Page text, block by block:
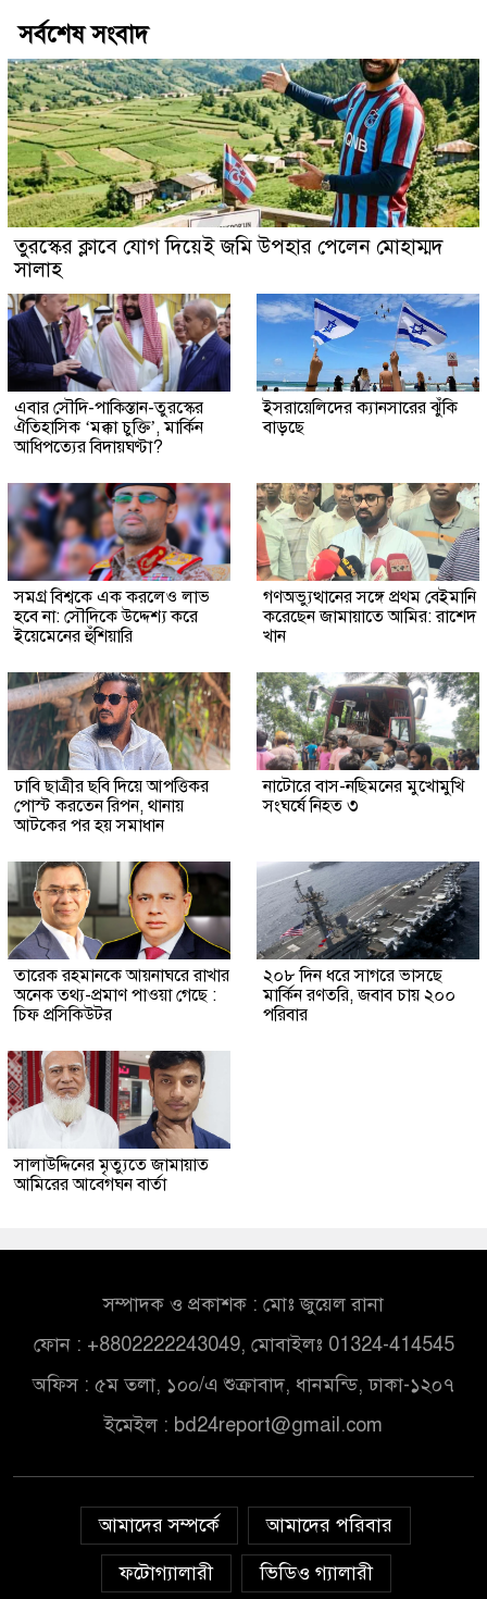
সর্বশেষ সংবাদ
তুরস্কের ক্লাবে যোগ দিয়েই জমি উপহার পেলেন মোহাম্মদ
সালাহ
এবার সৌদি-পাকিস্তান-তুরস্কের
ঐতিহাসিক ‘মক্কা চুক্তি’, মার্কিন
আধিপত্যের বিদায়ঘণ্টা?
ইসরায়েলিদের ক্যানসারের ঝুঁকি
বাড়ছে
সমগ্র বিশ্বকে এক করলেও লাভ
হবে না: সৌদিকে উদ্দেশ্য করে
ইয়েমেনের হুঁশিয়ারি
গণঅভ্যুত্থানের সঙ্গে প্রথম বেইমানি
করেছেন জামায়াতে আমির: রাশেদ
খান
ঢাবি ছাত্রীর ছবি দিয়ে আপত্তিকর
পোস্ট করতেন রিপন, থানায়
আটকের পর হয় সমাধান
নাটোরে বাস-নছিমনের মুখোমুখি
সংঘর্ষে নিহত ৩
তারেক রহমানকে আয়নাঘরে রাখার
অনেক তথ্য-প্রমাণ পাওয়া গেছে :
চিফ প্রসিকিউটর
২০৮ দিন ধরে সাগরে ভাসছে
মার্কিন রণতরি, জবাব চায় ২০০
পরিবার
সালাউদ্দিনের মৃত্যুতে জামায়াত
আমিরের আবেগঘন বার্তা
সম্পাদক ও প্রকাশক : মোঃ জুয়েল রানা
ফোন : +8802222243049, মোবাইলঃ 01324-414545
অফিস : ৫ম তলা, ১০০/এ শুক্রাবাদ, ধানমন্ডি, ঢাকা-১২০৭
ইমেইল : bd24report@gmail.com
আমাদের সম্পর্কে
আমাদের পরিবার
ফটোগ্যালারী
ভিডিও গ্যালারী